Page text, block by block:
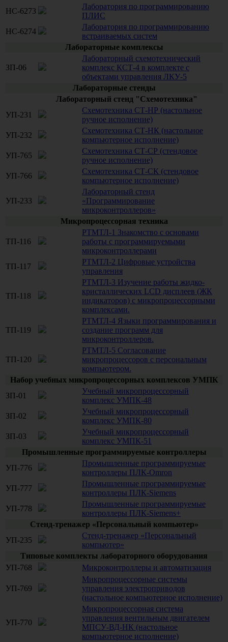
НС-6273
Лаборатория по программированию
ПЛИС
НС-6274
Лаборатория по программированию
встраиваемых систем
Лабораторные комплексы
ЗП-06
Лабораторный схемотехнический
комплекс КСТ-4 в комплекте с
объектами управления ЛКУ-5
Лабораторные стенды
Лабораторный стенд "Схемотехника"
УП-231
Схемотехника СТ-НР (настольное
ручное исполнение)
УП-232
Схемотехника СТ-НК (настольное
компьютерное исполнение)
УП-765
Схемотехника СТ-СР (стендовое
ручное исполнение)
УП-766
Схемотехника СТ-СК (стендовое
компьютерное исполнение)
УП-233
Лабораторный стенд
«Программирование
микроконтроллеров»
Микропроцессорная техника
ТП-116
РТМТЛ-1 Знакомство с основами
работы с программируемыми
микроконтроллерами
ТП-117
РТМТЛ-2 Цифровые устройства
управления
ТП-118
РТМТЛ-3 Изучение работы жидко-
кристаллических LCD дисплеев (ЖК
индикаторов) с микропроцессорными
комплексами.
ТП-119
РТМТЛ-4 Языки программирования и
создание программ для
микроконтроллеров.
ТП-120
РТМТЛ-5 Согласование
микропроцессоров с персональным
компьютером.
Набор учебных микропроцессорных комплексов УМПК
ЗП-01
Учебный микропроцессорный
комплекс УМПК-48
ЗП-02
Учебный микропроцессорный
комплекс УМПК-80
ЗП-03
Учебный микропроцессорный
комплекс УМПК-51
Промышленные программируемые контроллеры
УП-776
Промышленные программируемые
контроллеры ПЛК-Omron
УП-777
Промышленные программируемые
контроллеры ПЛК-Siemens
УП-778
Промышленные программируемые
контроллеры ПЛК-Siemens+
Стенд-тренажер «Персональный компьютер»
УП-235
Стенд-тренажер «Персональный
компьютер»
Типовые комплекты лабораторного оборудования
УП-768
Микроконтроллеры и автоматизация
УП-769
Микропроцессорные системы
управления электроприводов
(настольное компьютерное исполнение)
УП-770
Микропроцессорная система
управления вентильным двигателем
МПСУ-ВД-НК (настольное
компьютерное исполнение)